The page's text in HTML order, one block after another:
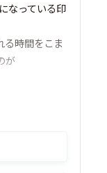
なっている印
る時間をこま
が